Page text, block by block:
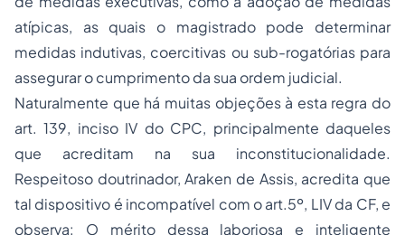
atípicas, as quais o magistrado pode determinar
medidas indutivas, coercitivas ou sub-rogatórias para
assegurar o cumprimento da sua ordem judicial.
Naturalmente que há muitas objeções à esta regra do
art. 139, inciso IV do CPC, principalmente daqueles
que acreditam na sua inconstitucionalidade.
Respeitoso doutrinador, Araken de Assis, acredita que
tal dispositivo é incompatível com o art.5º, LIV da CF, e
observa: O mérito dessa laboriosa e inteligente